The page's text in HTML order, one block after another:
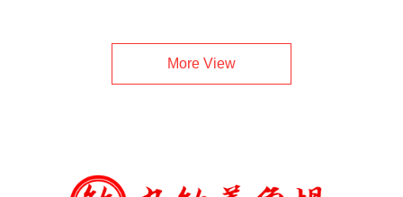
More View